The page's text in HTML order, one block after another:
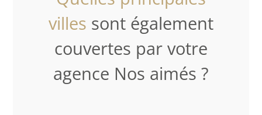
villes sont également
couvertes par votre
agence Nos aimés ?